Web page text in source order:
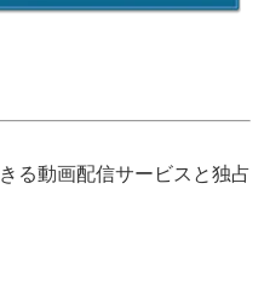
る動画配信サービスと独占